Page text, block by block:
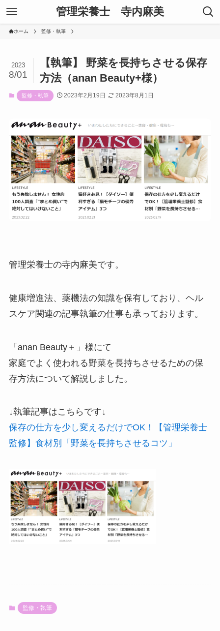
管理栄養士 寺内麻美
ホーム 監修・執筆
【執筆】 野菜を長持ちさせる保存
方法（anan Beauty+様）
2023
8/01
監修・執筆 2023年2月19日 2023年8月1日
管理栄養士の寺内麻美です。
健康増進法、薬機法の知識を保有しており、ヘル
スケア関連の記事執筆の仕事も承っております。
「anan Beauty＋」様にて
家庭でよく使われる野菜を長持ちさせるための保
存方法について解説しました。
↓執筆記事はこちらです↓
保存の仕方を少し変えるだけでOK！【管理栄養士
監修】食材別「野菜を長持ちさせるコツ」
監修・執筆